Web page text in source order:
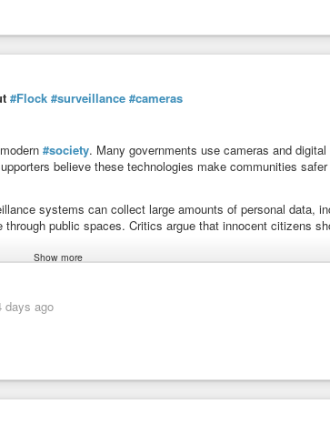
#Flock #surveillance #cameras
#society. Many governments use cameras and
believe these technologies make communities
systems can collect large amounts of personal data,
public spaces. Critics argue that innocent citizens
campaigns, while others choose direct action by
between
privacy, and the role of technology in
rights remains one of the biggest
Show more
days ago